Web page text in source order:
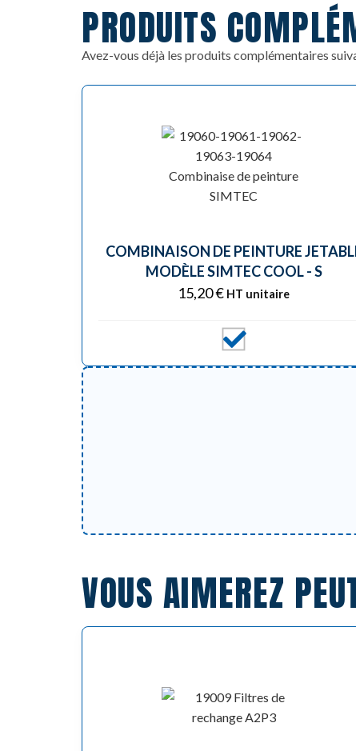
PRODUITS
Avez-vous déjà les produits complémentaires
COMBINAISON DE PEINTURE
MODÈLE SIMTEC COOL - S
15,20€ HT unitaire
VOUS AIMEREZ